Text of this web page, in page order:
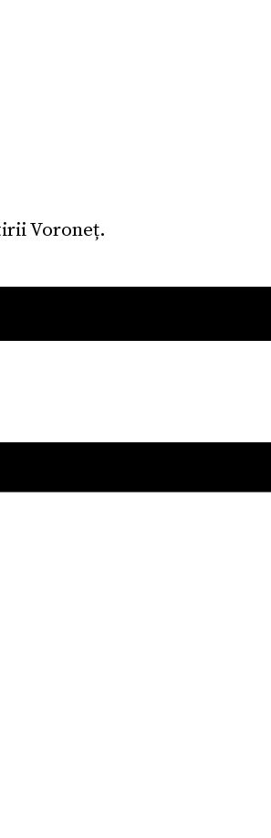
Voroneț.